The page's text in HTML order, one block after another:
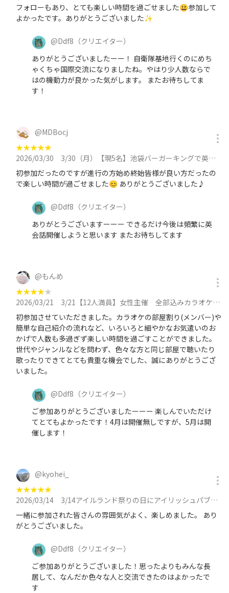
フォローもあり、とても楽しい時間を過ごせました😃参加して
よかったです。ありがとうございました✨
@Ddf8 （クリエイター）
ありがとうございましたーー！ 自衛隊基地行くのにめち
ゃくちゃ国際交流になりましたね。やはり少人数ならで
はの機動力が良かった気がします。 またお待ちしてま
す！
@MDBocj
★★★★★
2026/03/30
3/30（月）【現5名】池袋バーガーキングで英会話 たっぷり90分 （天気良ければ歩きながら花見WALK）特典付きに参加
初参加だったのですが進行の方始め終始皆様が良い方だったの
で楽しい時間が過ごせました😊 ありがとうございました♪
@Ddf8 （クリエイター）
ありがとうございますーーー できるだけ今後は頻繁に英
会話開催しようと思います またお待ちしてます
@もんめ
★★★★★
2026/03/21
3/21【12人満員】女性主催 全部込みカラオケ会🎤ソフトドリンク飲み放題ソフトクリーム、ポップコーン食べ放題！に参加
初参加させていただきました。カラオケの部屋割り(メンバー)や
簡単な自己紹介の流れなど、いろいろと細やかなお気遣いのお
かげで人数も多過ぎず楽しい時間を過ごすことができました。
世代やジャンルなどを問わず、色々な方と同じ部屋で聴いたり
歌ったりできてとても貴重な機会でした、誠にありがとうござ
いました。
@Ddf8 （クリエイター）
ご参加ありがとうございましたーーー 楽しんでいただけ
てとてもよかったです！4月は開催無しですが、5月は開
催します！
@kyohei_
★★★★★
2026/03/14
3/14アイルランド祭りの日にアイリッシュパブでプチ海外経験【男性満員】に参加
一緒に参加された皆さんの雰囲気がよく、楽しめました。 あり
がとうございました。
@Ddf8 （クリエイター）
ご参加ありがとうございました！思ったよりもみんな長
居して、なんだか色々な人と交流できたのはよかったで
す